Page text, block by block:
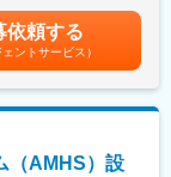
ます。
事業を中心に事業
課題解決に向け
ソリューション領
御等）
務経験10年/500万
年/550万円（月給
安の金額であり、
(月額)は固定手当を
依頼する
ェントサービス）
（AMHS）設